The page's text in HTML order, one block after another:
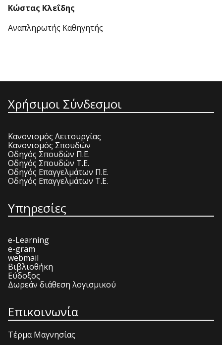
Κώστας Κλεΐδης
Αναπληρωτής Καθηγητής
Χρήσιμοι Σύνδεσμοι
Κανονισμός Λειτουργίας
Κανονισμός Σπουδών
Οδηγός Σπουδών Π.Ε.
Οδηγός Σπουδών Τ.Ε.
Οδηγός Επαγγελμάτων Π.Ε.
Οδηγός Επαγγελμάτων Τ.Ε.
Υπηρεσίες
e-Learning
e-gram
webmail
Βιβλιοθήκη
Εύδοξος
Δωρεάν διάθεση λογισμικού
Επικοινωνία
Τέρμα Μαγνησίας